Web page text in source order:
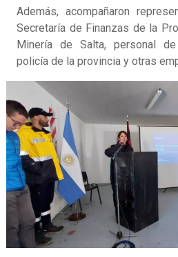
Además, acompañaron
Secretaría de Finanzas de la
Minería de Salta, personal de
policía de la provincia y otras